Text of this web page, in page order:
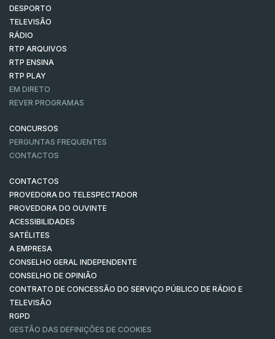
DESPORTO
TELEVISÃO
RÁDIO
RTP ARQUIVOS
RTP ENSINA
RTP PLAY
EM DIRETO
REVER PROGRAMAS
CONCURSOS
PERGUNTAS FREQUENTES
CONTACTOS
CONTACTOS
PROVEDORA DO TELESPECTADOR
PROVEDORA DO OUVINTE
ACESSIBILIDADES
SATÉLITES
A EMPRESA
CONSELHO GERAL INDEPENDENTE
CONSELHO DE OPINIÃO
CONTRATO DE CONCESSÃO DO SERVIÇO PÚBLICO DE RÁDIO E
TELEVISÃO
RGPD
GESTÃO DAS DEFINIÇÕES DE COOKIES